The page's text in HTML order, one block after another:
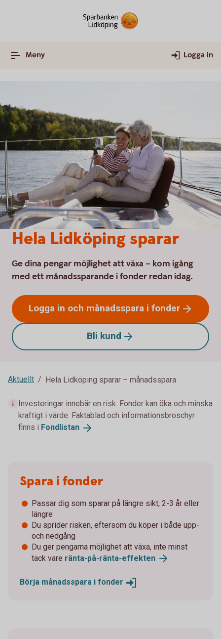
Meny Logga in
Hela Lidköping sparar
Ge dina pengar möjlighet att växa – kom igång
med ett månadssparande i fonder redan idag.
Logga in och månadsspara i fonder
Bli kund
Aktuellt Hela Lidköping sparar – månadsspara
Investeringar innebär en risk. Fonder kan öka och minska
kraftigt i värde. Faktablad och informationsbroschyr
finns i Fondlistan .
Spara i fonder
Passar dig som sparar på längre sikt, 2-3 år eller
längre
Du sprider risken, eftersom du köper i både upp-
och nedgång
Du ger pengarna möjlighet att växa, inte minst
tack vare ränta-på-ränta-effekten
Börja månadsspara i fonder